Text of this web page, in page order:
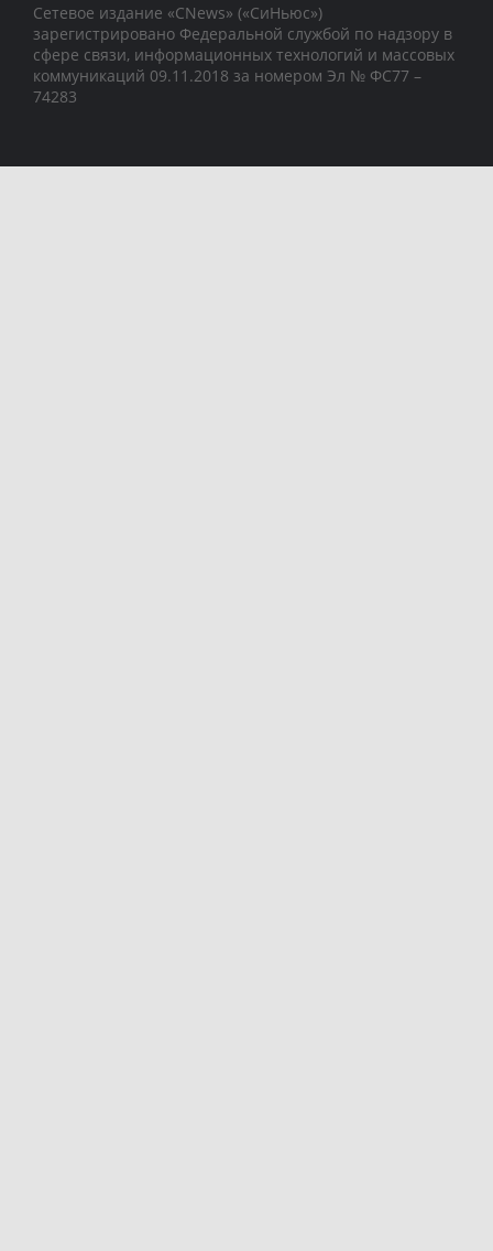
Сетевое издание «CNews» («СиНьюс»)
зарегистрировано Федеральной службой по надзору в
сфере связи, информационных технологий и массовых
коммуникаций 09.11.2018 за номером Эл № ФС77 –
74283